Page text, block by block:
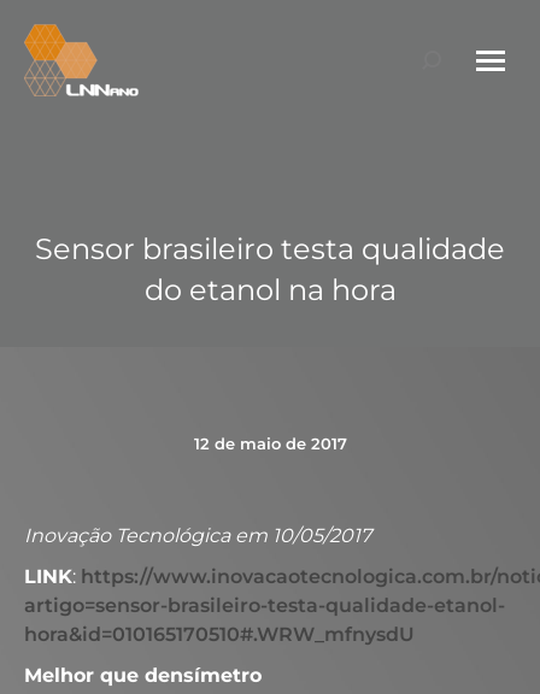
Search:
Sensor brasileiro testa qualidade
do etanol na hora
12 de maio de 2017
Inovação Tecnológica em 10/05/2017
LINK: https://www.inovacaotecnologica.com.br/
artigo=sensor-brasileiro-testa-qualidade-etanol-
hora&id=010165170510#.WRW_mfnysdU
Melhor que densímetro